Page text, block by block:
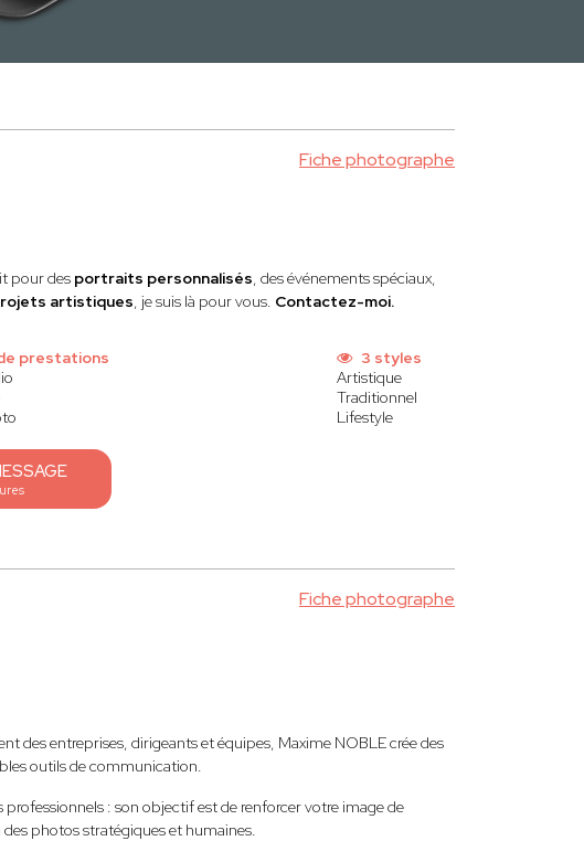
Fiche photographe
pour des portraits personnalisés, des événements spéciaux,
artistiques, je suis là pour vous. Contactez-moi.
prestations
3 styles
Artistique
Traditionnel
Lifestyle
Fiche photographe
des entreprises, dirigeants et équipes, Maxime NOBLE crée des
outils de communication.
: son objectif est de renforcer votre image de
photos stratégiques et humaines.